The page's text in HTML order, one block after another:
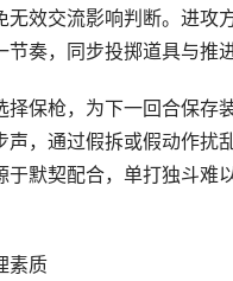
无效交流影响判断。进攻
奏，同步投掷道具与推进
择保枪，为下一回合保存
声，通过假拆或假动作扰
于默契配合，单打独斗难
素质